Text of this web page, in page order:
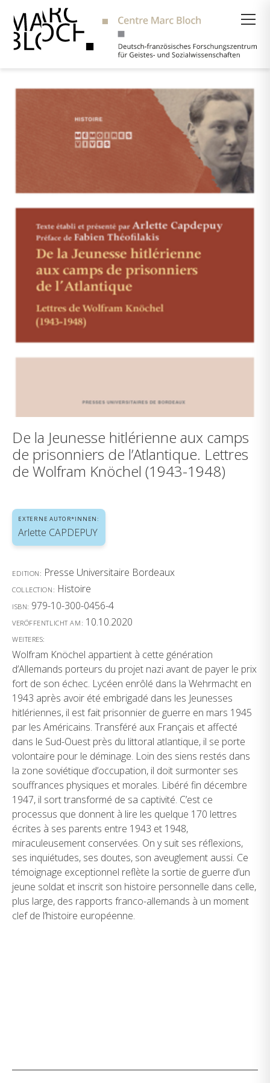
De la Jeunesse hitlérienne aux camps
de prisonniers de l’Atlantique. Lettres
de Wolfram Knöchel (1943-1948)
EXTERNE AUTOR*INNEN:
Arlette CAPDEPUY
EDITION: Presse Universitaire Bordeaux
COLLECTION: Histoire
ISBN: 979-10-300-0456-4
VERÖFFENTLICHT AM: 10.10.2020
WEITERES:
Wolfram Knöchel appartient à cette génération
d’Allemands porteurs du projet nazi avant de payer le prix
fort de son échec. Lycéen enrôlé dans la Wehrmacht en
1943 après avoir été embrigadé dans les Jeunesses
hitlériennes, il est fait prisonnier de guerre en mars 1945
par les Américains. Transféré aux Français et affecté
dans le Sud-Ouest près du littoral atlantique, il se porte
volontaire pour le déminage. Loin des siens restés dans
la zone soviétique d’occupation, il doit surmonter ses
souffrances physiques et morales. Libéré fin décembre
1947, il sort transformé de sa captivité. C’est ce
processus que donnent à lire les quelque 170 lettres
écrites à ses parents entre 1943 et 1948,
miraculeusement conservées. On y suit ses réflexions,
ses inquiétudes, ses doutes, son aveuglement aussi. Ce
témoignage exceptionnel reflète la sortie de guerre d’un
jeune soldat et inscrit son histoire personnelle dans celle,
plus large, des rapports franco-allemands à un moment
clef de l’histoire européenne.